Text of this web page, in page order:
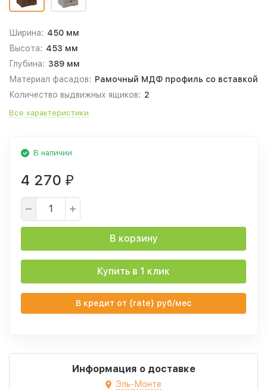
Ширина: 450 мм
Высота: 453 мм
Глубина: 389 мм
Материал фасадов: Рамочный МДФ профиль со вставкой
Количество выдвижных ящиков: 2
Все характеристики
В наличии
4 270 ₽
В корзину
Купить в 1 клик
В кредит от {rate} руб/мес
Информация о доставке
Эль-Монте